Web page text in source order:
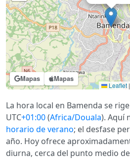
Mapas Mapas
Leaflet |
La hora local en Bamenda se
UTC+01:00(Africa/Douala). Aquí
horario de verano; el desfase
año. Hoy ofrece
diurna, cerca del punto medio